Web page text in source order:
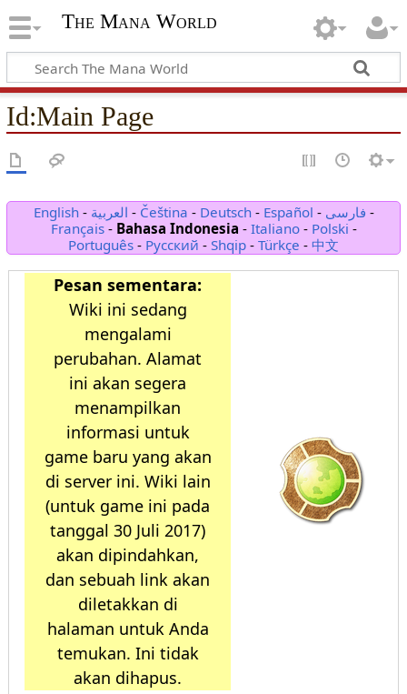
The Mana World
Id:Main Page
English- العربية - Čeština - Deutsch- Español - فارسی -
Français- Bahasa Indonesia - Italiano- Polski -
Português - Русский - Shqip - Türkçe - 中文
Pesan sementara:
Wiki ini sedang
mengalami
perubahan. Alamat
ini akan segera
menampilkan
informasi untuk
game baru yang akan
di server ini. Wiki lain
(untuk game ini pada
tanggal 30 Juli 2017)
akan dipindahkan,
dan sebuah link akan
diletakkan di
halaman untuk Anda
temukan. Ini tidak
akan dihapus.